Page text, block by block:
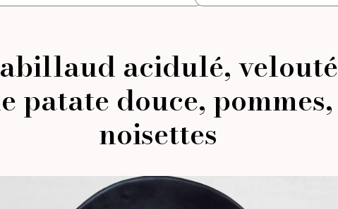
acidulé, velouté
patate douce, pommes,
noisettes